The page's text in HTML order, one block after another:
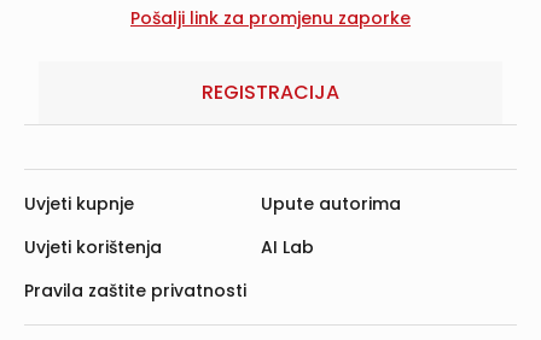
REGISTRACIJA
Uvjeti kupnje
Uvjeti korištenja
Pravila zaštite privatnosti
Upute autorima
AI Lab